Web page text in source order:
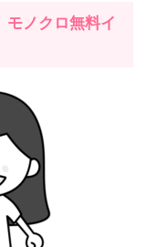
ノクロ無料イ